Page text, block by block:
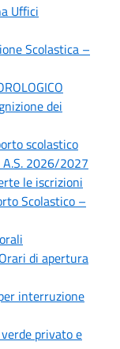
Uffici
Scolastica –
dei
scolastico
2026/2027
le iscrizioni
Scolastico –
di apertura
interruzione
privato e